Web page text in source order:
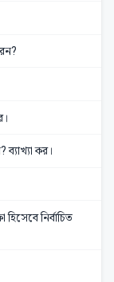
ব্যাখ্যা কর।
নির্বাচিত